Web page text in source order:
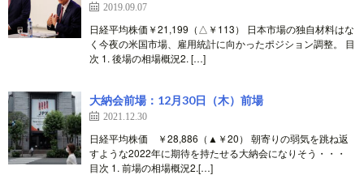
2019.09.07
日経平均株価￥21,199（△￥113） 日本市場の独自材料はな
く今夜の米国市場、雇用統計に向かったポジション調整。 目
次 1. 後場の相場概況2. […]
大納会前場：12月30日（木）前場
2021.12.30
日経平均株価 ￥28,886（▲￥20） 朝寄りの弱気を跳ね返
すような2022年に期待を持たせる大納会になりそう・・・
目次 1. 前場の相場概況2.[…]